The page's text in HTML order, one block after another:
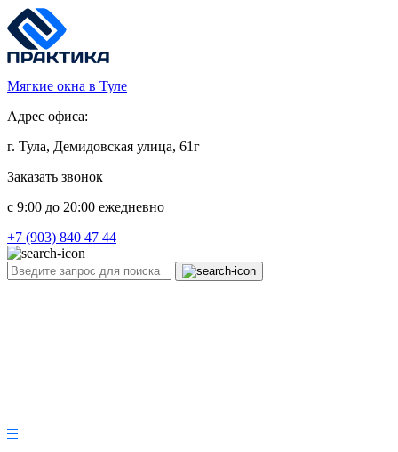
Мягкие окна в Туле
Адрес офиса:
г. Тула, Демидовская улица, 61г
Заказать звонок
c 9:00 до 20:00 ежедневно
+7 (903) 840 47 44